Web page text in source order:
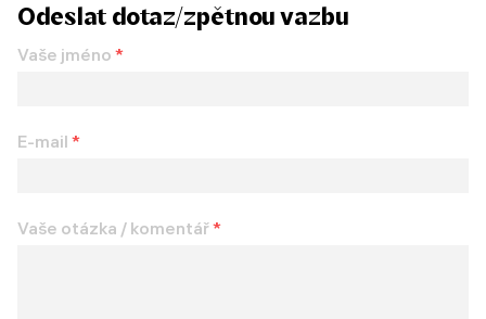
Odeslat dotaz/zpětnou vazbu
Vaše jméno *
E-mail *
Vaše otázka / komentář*